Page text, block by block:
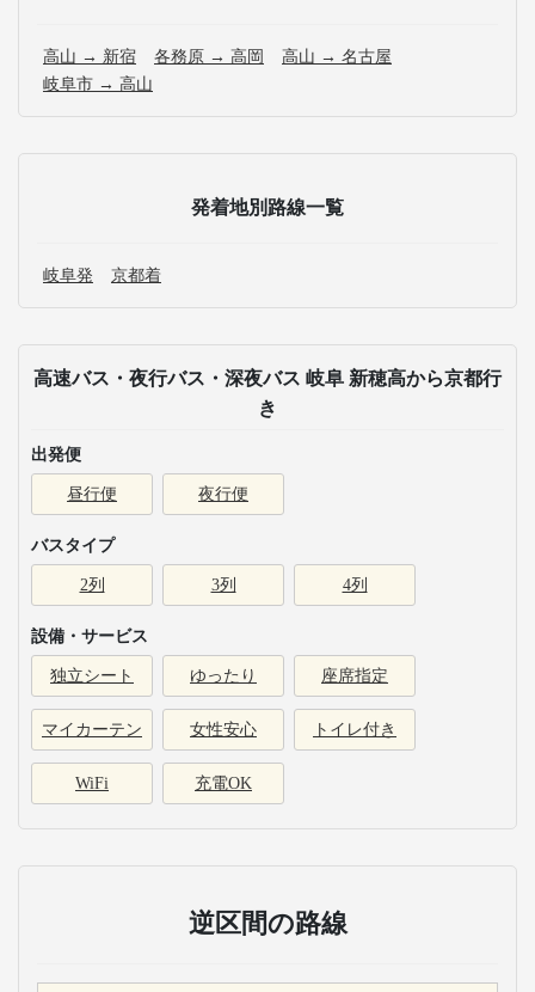
高山 → 新宿 各務原 → 高岡
高山 → 名古屋
岐阜市 → 高山
発着地別路線一覧
岐阜発 京都着
高速バス・夜行バス・深夜バス 岐阜 新穂高から京都行
き
出発便
昼行便 夜行便
バスタイプ
2列 3列 4列
設備・サービス
独立シート ゆったり 座席指定
マイカーテン 女性安心 トイレ付き
WiFi 充電OK
逆区間の路線